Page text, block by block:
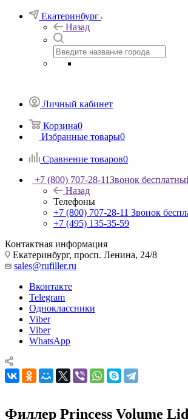
Екатеринбург
Назад
Личный кабинет
Корзина0
Избранные товары0
Сравнение товаров0
+7 (800) 707-28-11Звонок
Назад
Телефоны
+7 (800) 707-28-11 Звонок
+7 (495) 135-35-59
Контактная информация
Екатеринбург, просп. Ленина, 24/8
sales@rufiller.ru
Вконтакте
Telegram
Одноклассники
Viber
Viber
WhatsApp
Филлер Princess Volume